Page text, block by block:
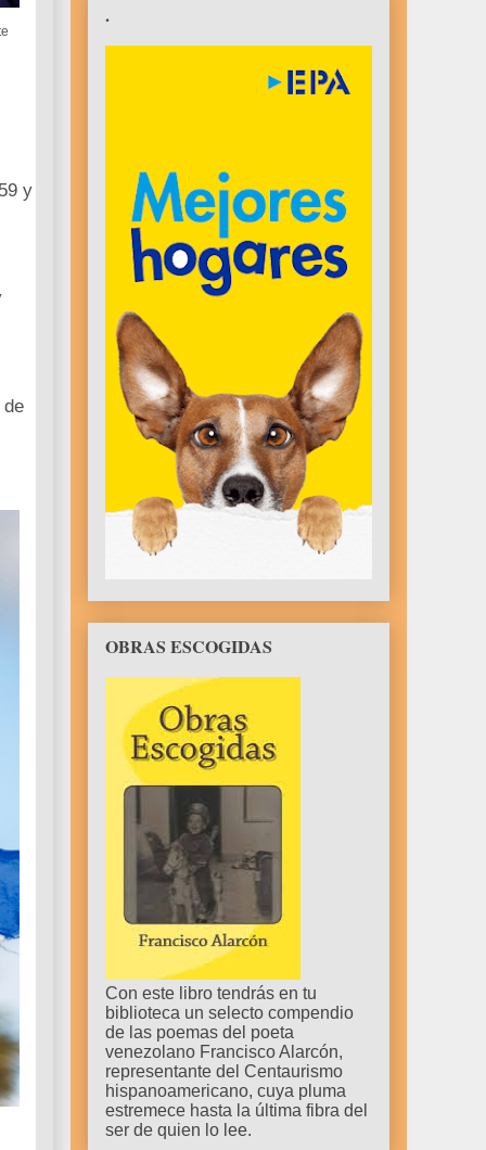
y
de
.
OBRAS ESCOGIDAS
Con este libro tendrás en tu
biblioteca un selecto compendio
de las poemas del poeta
venezolano Francisco Alarcón,
representante del Centaurismo
hispanoamericano, cuya pluma
estremece hasta la última fibra del
ser de quien lo lee.